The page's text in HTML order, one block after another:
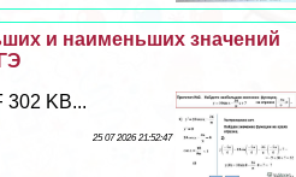
и наименьших значений
302 KB...
25 07 2026 21:52:47